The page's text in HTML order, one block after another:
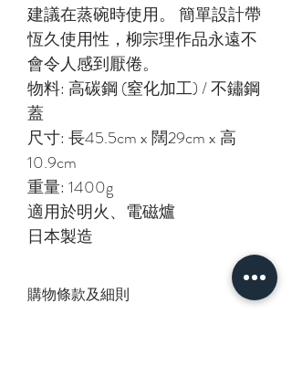
建議在蒸碗時使用。 簡單設計帶
恆久使用性，柳宗理作品永遠不
會令人感到厭倦。
物料: 高碳鋼 (窒化加工) / 不鏽鋼
蓋
尺寸: 長45.5cm x 闊29cm x 高
10.9cm
重量: 1400g
適用於明火、電磁爐
日本製造
購物條款及細則